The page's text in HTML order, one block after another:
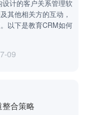
计的客户关系管理软
其他相关方的互动，
以下是教育CRM如何
09
合策略